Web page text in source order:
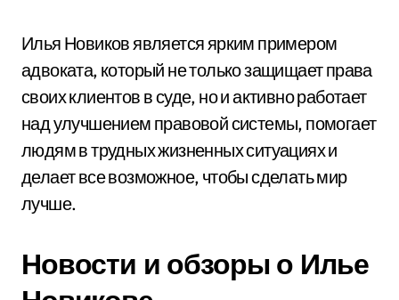
Илья Новиков является ярким примером
адвоката, который не только защищает права
своих клиентов в суде, но и активно работает
над улучшением правовой системы, помогает
людям в трудных жизненных ситуациях и
делает все возможное, чтобы сделать мир
лучше.
Новости и обзоры о Илье